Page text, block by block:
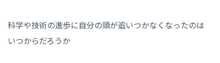
科学や技術の進歩に自分の頭が追いつかなくなったのは
いつからだろうか